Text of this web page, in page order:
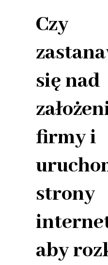
Czy
się nad
firmy i
strony
aby